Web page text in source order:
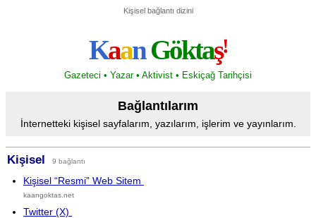
Kişisel bağlantı dizini
Kaan Göktaş!
Gazeteci • Yazar • Aktivist • Eskiçağ Tarihçisi
Bağlantılarım
İnternetteki kişisel sayfalarım, yazılarım, işlerim ve yayınlarım.
Kişisel 9 bağlantı
Kişisel “Resmi” Web Sitem
kaangoktas.net
Twitter (X)